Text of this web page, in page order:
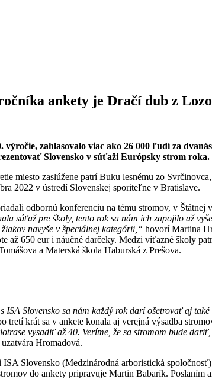
ankety je Dračí dub z
zahlasovalo viac ako 26 000 ľudí za
Slovensko v súťaži Európsky strom roka.
miesto zaslúžene patrí Buku lesnému zo
2022 v ústredí Slovenskej sporiteľne v Bratislave.
odbornú konferenciu na tému stromov, v
súťaž pre školy, tento rok sa nám ich zapojilo až
navyše v špeciálnej kategórii,“ hovorí Martina
až 650 eur i náučné darčeky. Medzi víťazné školy
a Materská škola Haburská z Prešova.
Slovensko sa nám každý rok darí ošetrovať aj
tretí krát sa v ankete konala aj verejná výsadba
vysadiť až 40. Veríme, že sa stromom bude
uzatvára Hromadová.
Slovensko (Medzinárodná arboristická
do ankety pripravuje Martin Babarík. Poslaním